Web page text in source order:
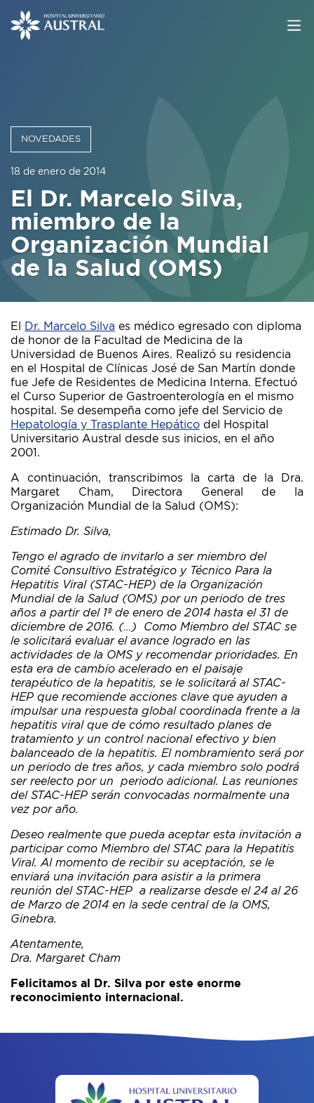
NOVEDADES
18 de enero de 2014
El Dr. Marcelo Silva,
miembro de la
Organización Mundial
de la Salud (OMS)
El Dr. Marcelo Silva es médico egresado con diploma
de honor de la Facultad de Medicina de la
Universidad de Buenos Aires. Realizó su residencia
en el Hospital de Clínicas José de San Martín donde
fue Jefe de Residentes de Medicina Interna. Efectuó
el Curso Superior de Gastroenterología en el mismo
hospital. Se desempeña como jefe del Servicio de
Hepatología y Trasplante Hepático del Hospital
Universitario Austral desde sus inicios, en el año
2001.
A continuación, transcribimos la carta de la Dra.
Margaret Cham, Directora General de la
Organización Mundial de la Salud (OMS):
Estimado Dr. Silva,
Tengo el agrado de invitarlo a ser miembro del
Comité Consultivo Estratégico y Técnico Para la
Hepatitis Viral (STAC-HEP) de la Organización
Mundial de la Salud (OMS) por un periodo de tres
años a partir del 1º de enero de 2014 hasta el 31 de
diciembre de 2016. (…) Como Miembro del STAC se
le solicitará evaluar el avance logrado en las
actividades de la OMS y recomendar prioridades. En
esta era de cambio acelerado en el paisaje
terapéutico de la hepatitis, se le solicitará al STAC-
HEP que recomiende acciones clave que ayuden a
impulsar una respuesta global coordinada frente a la
hepatitis viral que de cómo resultado planes de
tratamiento y un control nacional efectivo y bien
balanceado de la hepatitis. El nombramiento será por
un periodo de tres años, y cada miembro solo podrá
ser reelecto por un periodo adicional. Las reuniones
del STAC-HEP serán convocadas normalmente una
vez por año.
Deseo realmente que pueda aceptar esta invitación a
participar como Miembro del STAC para la Hepatitis
Viral. Al momento de recibir su aceptación, se le
enviará una invitación para asistir a la primera
reunión del STAC-HEP a realizarse desde el 24 al 26
de Marzo de 2014 en la sede central de la OMS,
Ginebra.
Atentamente,
Dra. Margaret Cham
Felicitamos al Dr. Silva por este enorme
reconocimiento internacional.